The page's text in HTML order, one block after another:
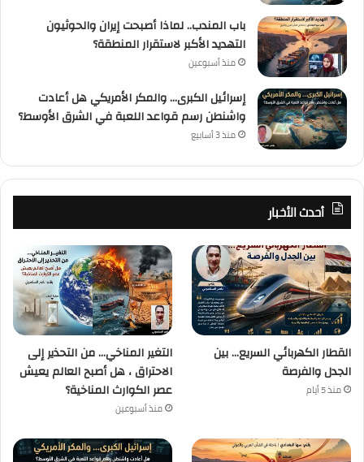
باب المندب.. لماذا أصبحت إيران والحوثيون
التهديد الأكبر لاستقرار المنطقة؟
منذ أسبوعين
إسرائيل الكبرى… والمكر الأمريكي هل أعادت
واشنطن رسم قواعد اللعبة في الشرق الأوسط؟
منذ 3 أسابيع
أحدث الأخبار
القطار الكهربائي السريع… بين
الجدل والفرصة
منذ 5 أيام
التغير المناخي… من التحذير إلى
الاحتراق ، هل أصبح العالم يعيش
عصر الكوارث المناخية؟
منذ أسبوعين